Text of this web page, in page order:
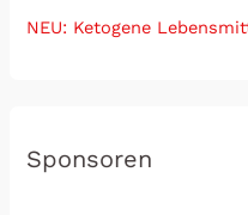
NEU: Ketogene
Sponsoren